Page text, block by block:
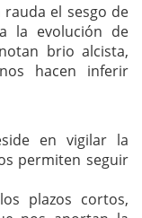
el sesgo de
la evolución de
brio alcista,
hacen inferir
en vigilar la
permiten seguir
plazos cortos,